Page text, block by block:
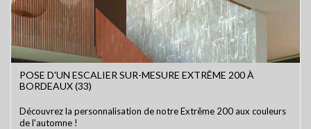
POSE D'UN ESCALIER SUR-MESURE EXTRÊME 200 À
BORDEAUX (33)
Découvrez la personnalisation de notre Extrême 200 aux couleurs
de l'automne !